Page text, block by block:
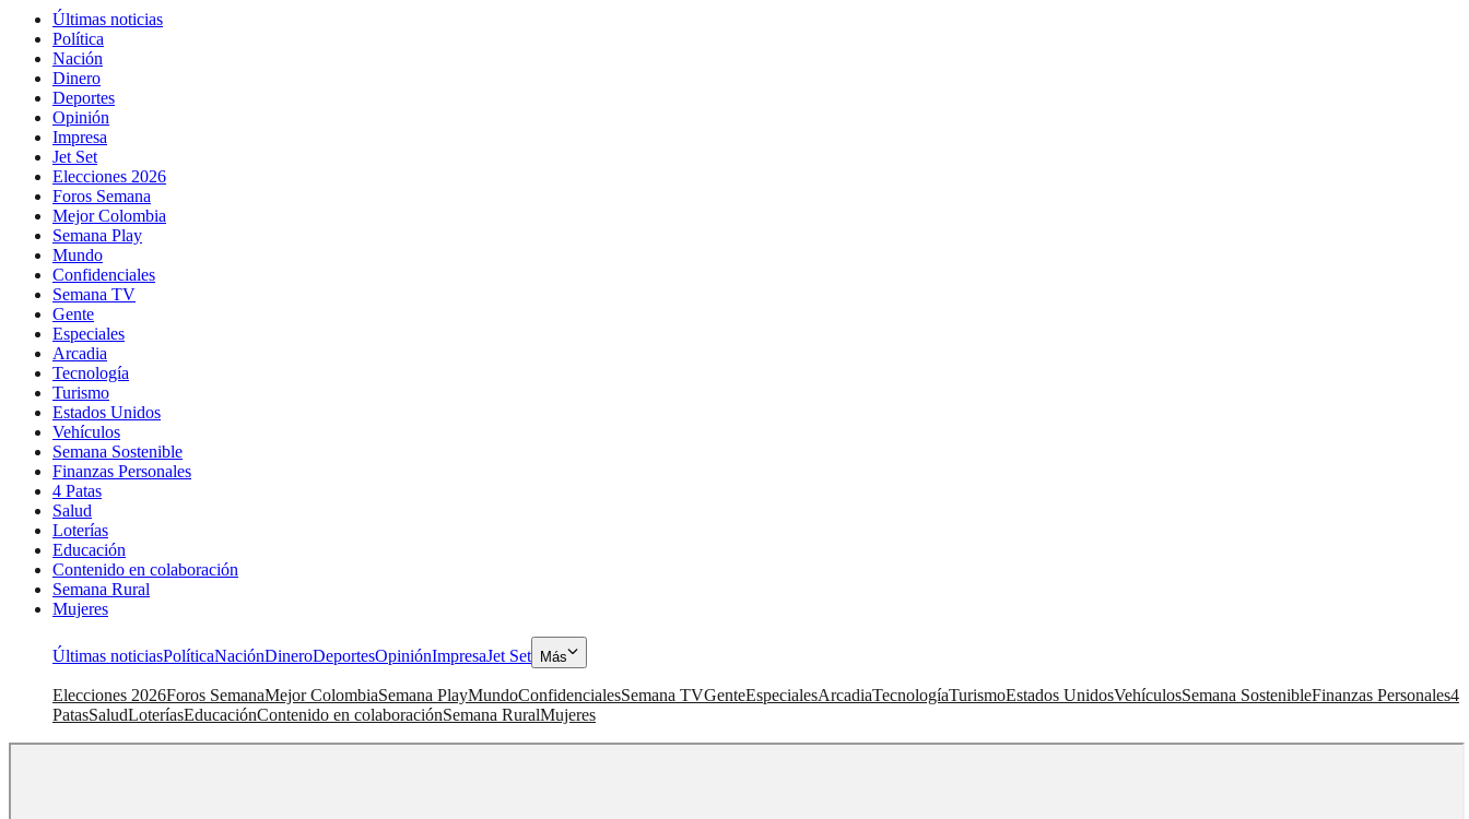
Últimas noticias
Política
Nación
Dinero
Deportes
Opinión
Impresa
Jet Set
Elecciones 2026
Foros Semana
Mejor Colombia
Semana Play
Mundo
Confidenciales
Semana TV
Gente
Especiales
Arcadia
Tecnología
Turismo
Estados Unidos
Vehículos
Semana Sostenible
Finanzas Personales
4 Patas
Salud
Loterías
Educación
Contenido en colaboración
Semana Rural
Mujeres
Últimas noticiasPolíticaNaciónDineroDeportesOpiniónImpresaJet Set Más
Elecciones 2026Foros SemanaMejor ColombiaSemana PlayMundoConfidencialesSemana TVGenteEspecialesArcadiaTecnologíaTurismoEstados UnidosVehículosSemana SostenibleFinanzas Personales4
PatasSaludLoteríasEducaciónContenido en colaboraciónSemana RuralMujeres